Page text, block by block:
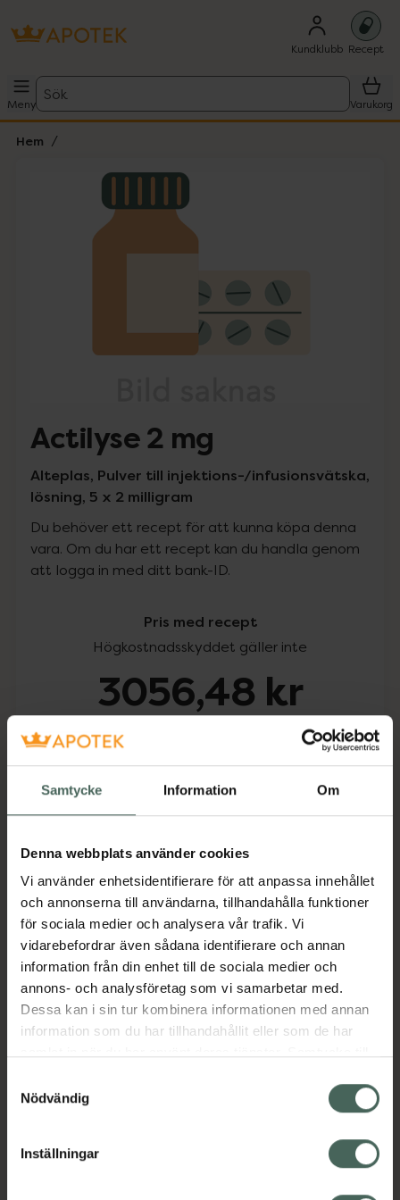
Samtycke Information Om
Denna webbplats använder cookies
Vi använder enhetsidentifierare för att anpassa innehållet
och annonserna till användarna, tillhandahålla funktioner
för sociala medier och analysera vår trafik. Vi
vidarebefordrar även sådana identifierare och annan
information från din enhet till de sociala medier och
annons- och analysföretag som vi samarbetar med.
Dessa kan i sin tur kombinera informationen med annan
information som du har tillhandahållit eller som de har
återkalla ditt samtycke via webbplatsens
cookieinställningar. Ett återkallat samtycke påverkar inte
lagligheten av behandling som skett innan återkallelsen.
Nödvändig
Inställningar
Kundklubb Recept
Meny
Sök
Varukorg
Hem
Lista: . Innehåller 1 objekt.
Actilyse 2 mg
Alteplas, Pulver till injektions-/infusionsvätska,
lösning, 5 x 2 milligram
Du behöver ett recept för att kunna köpa denna
vara. Om du har ett recept kan du handla genom
att logga in med ditt bank-ID.
Pris med recept
Högkostnadsskyddet gäller inte
3056,48 kr
Köp via ditt recept
Beskrivning Dölj
Läs alltid bipacksedeln innan
användning.
EAN:04048846010698
Visa